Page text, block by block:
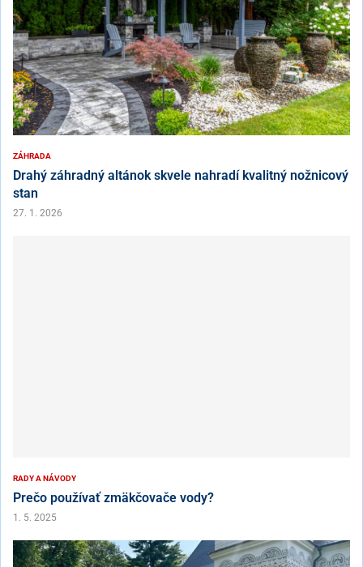
ZÁHRADA
Drahý záhradný altánok skvele nahradí kvalitný nožnicový
stan
27. 1. 2026
RADY A NÁVODY
Prečo používať zmäkčovače vody?
1. 5. 2025